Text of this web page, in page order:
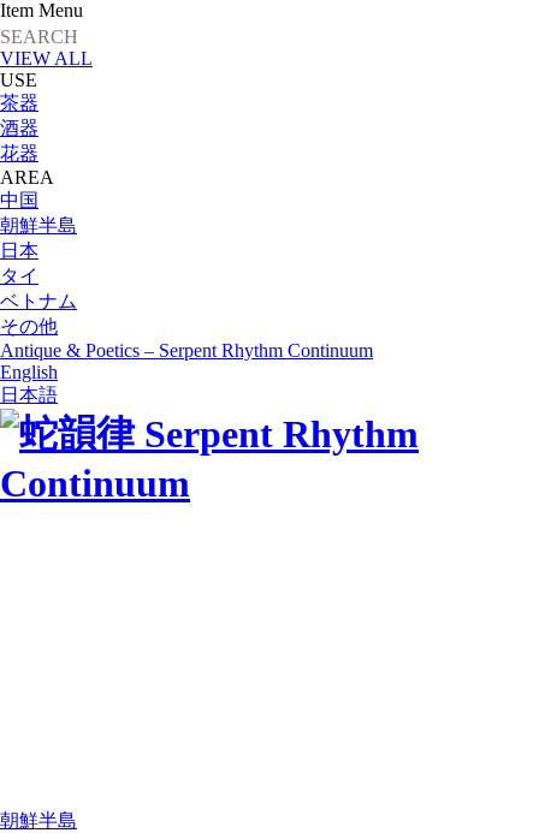
Item Menu
VIEW ALL
USE
茶器
酒器
花器
AREA
中国
朝鮮半島
日本
タイ
ベトナム
その他
Antique & Poetics – Serpent Rhythm Continuum
English
日本語
朝鮮半島